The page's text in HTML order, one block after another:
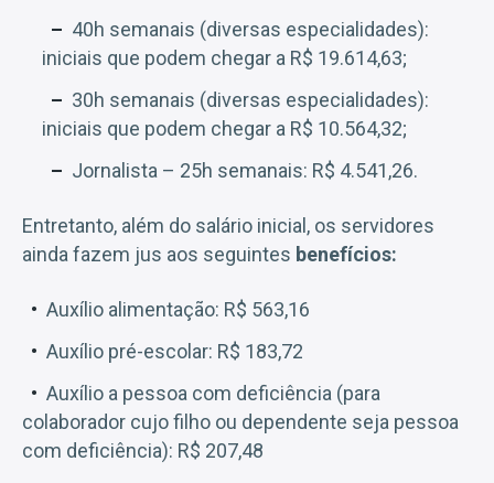
40h semanais (diversas especialidades):
iniciais que podem chegar a R$ 19.614,63;
30h semanais (diversas especialidades):
iniciais que podem chegar a R$ 10.564,32;
Jornalista – 25h semanais: R$ 4.541,26.
Entretanto, além do salário inicial, os servidores
ainda fazem jus aos seguintes benefícios:
Auxílio alimentação: R$ 563,16
Auxílio pré-escolar: R$ 183,72
Auxílio a pessoa com deficiência (para
colaborador cujo filho ou dependente seja pessoa
com deficiência): R$ 207,48